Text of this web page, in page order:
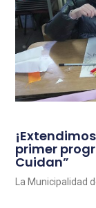
primer
Cuidan”
La Municipalidad